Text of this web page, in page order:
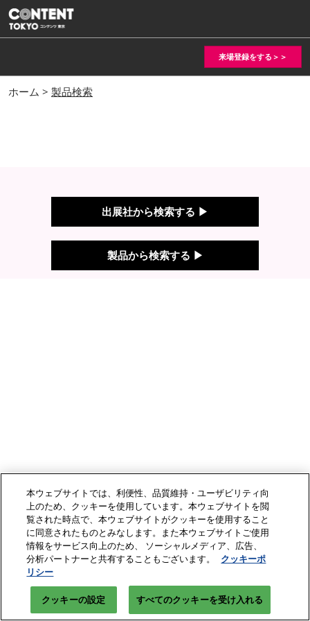
ス
キ
ッ
し
て
来場登録をする＞＞
ホーム > 製品検索
出展社から検索する ▶
製品から検索する ▶
本ウェブサイトでは、利便性、品質維持・ユーザビリティ向
上のため、クッキーを使用しています。本ウェブサイトを閲
覧された時点で、本ウェブサイトがクッキーを使用すること
に同意されたものとみなします。また本ウェブサイトご使用
情報をサービス向上のため、 ソーシャルメディア、広告、
分析パートナーと共有することもございます。
クッキーポ
リシー
クッキーの設定 すべてのクッキーを受け入れる